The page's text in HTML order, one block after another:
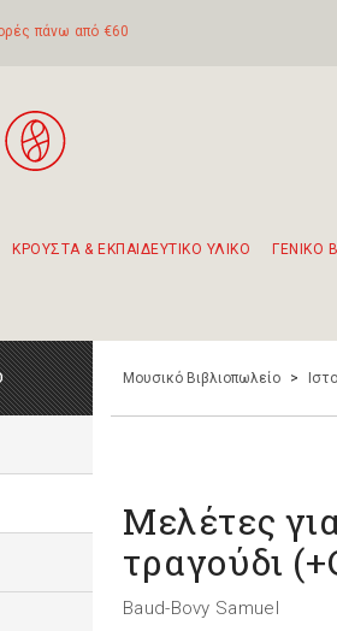
πάνω από €60
ΚΡΟΥΣΤΑ & ΕΚΠΑΙΔΕΥΤΙΚΟ ΥΛΙΚΟ ΓΕΝΙΚΟ
Μουσικό Βιβλιοπωλείο >
Μελέτες
τραγούδι
Baud-Bovy Samuel